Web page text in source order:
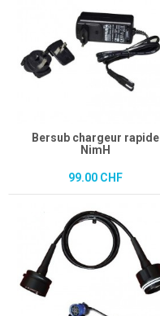
Bersub chargeur rapide
NimH
99.00 CHF